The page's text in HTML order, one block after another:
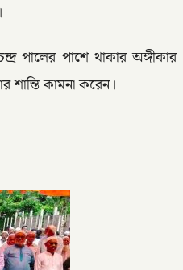
পালের পাশে থাকার অঙ্গীকার
শান্তি কামনা করেন।